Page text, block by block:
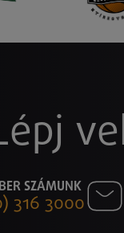
SZÁMUNK
316 3000